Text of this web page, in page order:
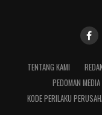
TENTANG KAMI
PEDOMAN
KODE PERILAKU